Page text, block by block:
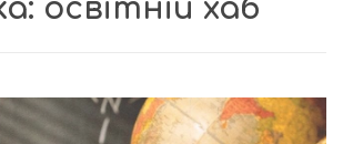
освітній хаб